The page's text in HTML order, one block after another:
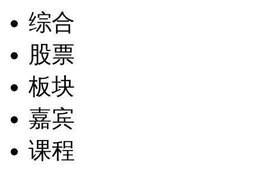
综合
股票
板块
嘉宾
课程